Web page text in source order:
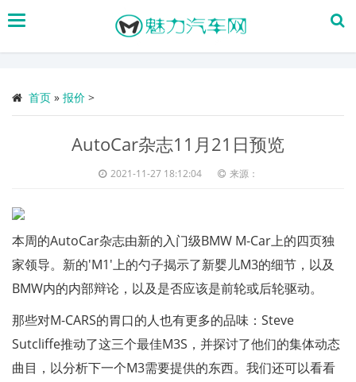
搜
首页 » 报价 >
AutoCar杂志11月21日预览
2021-11-27 18:12:04 来源：
本周的AutoCar杂志由新的入门级BMW M-Car上的四页独
家领导。新的'M1'上的勺子揭示了新婴儿M3的细节，以及
BMW内的内部辩论，以及是否应该是前轮或后轮驱动。
那些对M-CARS的胃口的人也有更多的品味：Steve
Sutcliffe推动了这三个最佳M3S，并探讨了他们的集体动态
曲目，以分析下一个M3需要提供的东西。我们还可以看看